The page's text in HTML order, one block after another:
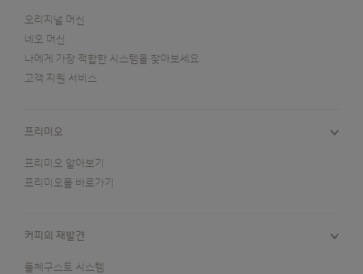
오리지널 머신
네오 머신
나에게 가장 적합한 시스템을 찾아보세요
고객 지원 서비스
프리미오
프리미오 알아보기
프리미오몰 바로가기
커피의 재발견
돌체구스토 시스템